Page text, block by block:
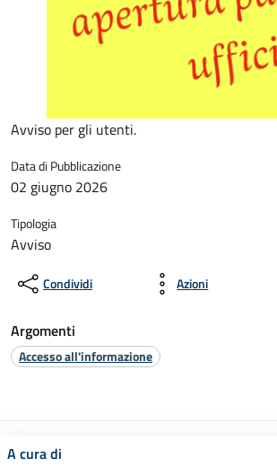
Avviso per gli utenti.
Data di Pubblicazione
02 giugno 2026
Tipologia
Avviso
Condividi Azioni
Argomenti
Accesso all'informazione
A cura di